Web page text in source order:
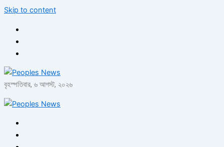
Skip to content
বৃহস্পতিবার, ৬ আগস্ট, ২০২৬